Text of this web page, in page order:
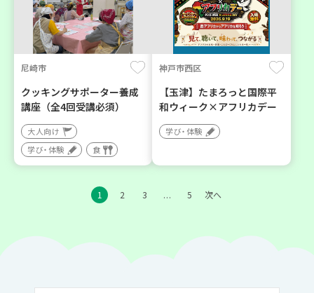
尼崎市
クッキングサポーター養成
講座（全4回受講必須）
大人向け
学び・体験
食
神戸市西区
【玉津】たまろっと国際平
和ウィーク×アフリカデー
学び・体験
1 2 3 … 5 次へ